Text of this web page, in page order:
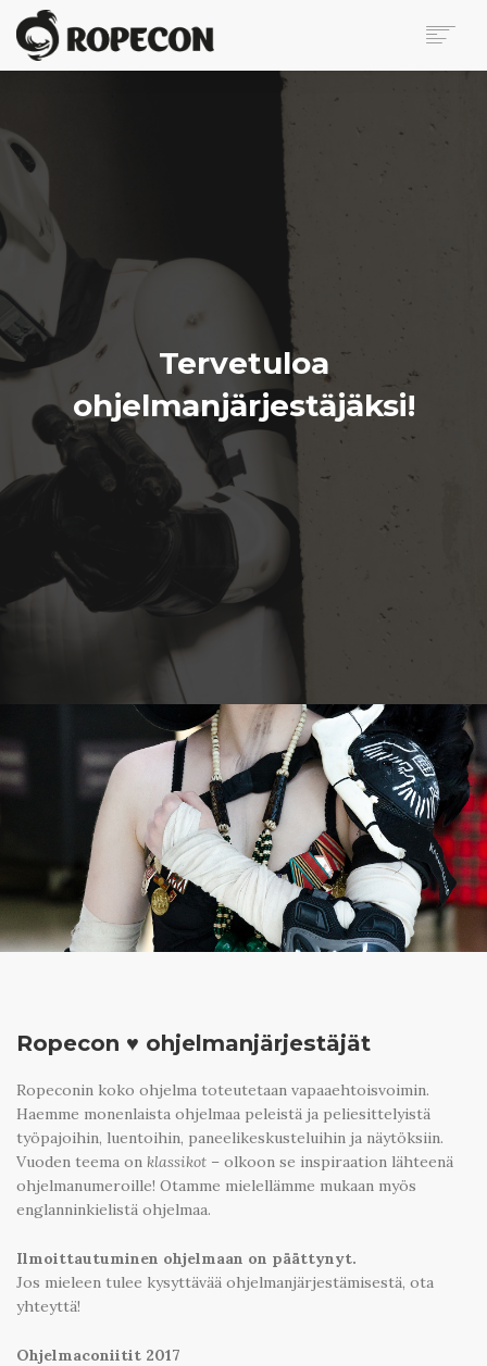
LIPUT
KÄVIJÄLLE
BLOGI
OTA YHTEYTTÄ
SEARCH
EN
Tervetuloa
ohjelmanjärjestäjäksi!
Ropecon ♥ ohjelmanjärjestäjät
Ropeconin koko ohjelma toteutetaan vapaaehtoisvoimin.
Haemme monenlaista ohjelmaa peleistä ja peliesittelyistä
työpajoihin, luentoihin, paneelikeskusteluihin ja näytöksiin.
Vuoden teema on klassikot – olkoon se inspiraation lähteenä
ohjelmanumeroille! Otamme mielellämme mukaan myös
englanninkielistä ohjelmaa.
Ilmoittautuminen ohjelmaan on päättynyt.
Jos mieleen tulee kysyttävää ohjelmanjärjestämisestä, ota
yhteyttä!
Ohjelmaconiitit 2017